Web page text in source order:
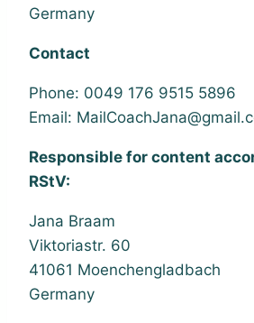
Germany
Contact
Phone: 0049 176 9515 5896
Email:
Responsible for content
RStV:
Jana Braam
Viktoriastr. 60
41061 Moenchengladbach
Germany